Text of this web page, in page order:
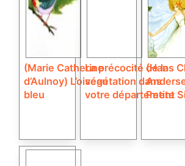
(Marie Catherine
d’Aulnoy) L’oiseau
bleu
La précocité de la
végétation dans
votre département
(Hans
Petite